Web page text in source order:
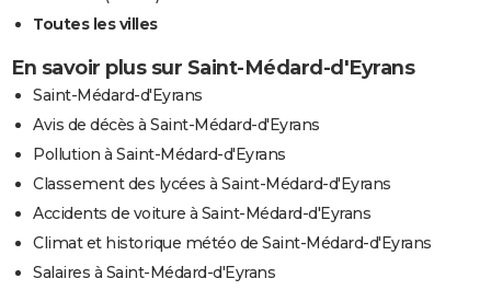
Toutes les villes
En savoir plus sur Saint-Médard-d'Eyrans
Saint-Médard-d'Eyrans
Avis de décès à Saint-Médard-d'Eyrans
Pollution à Saint-Médard-d'Eyrans
Classement des lycées à Saint-Médard-d'Eyrans
Accidents de voiture à Saint-Médard-d'Eyrans
Climat et historique météo de Saint-Médard-d'Eyrans
Salaires à Saint-Médard-d'Eyrans